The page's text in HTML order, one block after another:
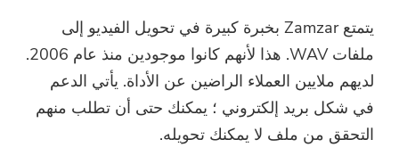
يتمتع Zamzar بخبرة كبيرة في تحويل الفيديو إلى
ملفات WAV. هذا لأنهم كانوا موجودين منذ عام 2006.
لديهم ملايين العملاء الراضين عن الأداة. يأتي الدعم
في شكل بريد إلكتروني ؛ يمكنك حتى أن تطلب منهم
التحقق من ملف لا يمكنك تحويله.
شكرا لاشتراكك!
شكرا لاشتراكك!
تم إرسال رابط التنزيل ورمز القسيمة